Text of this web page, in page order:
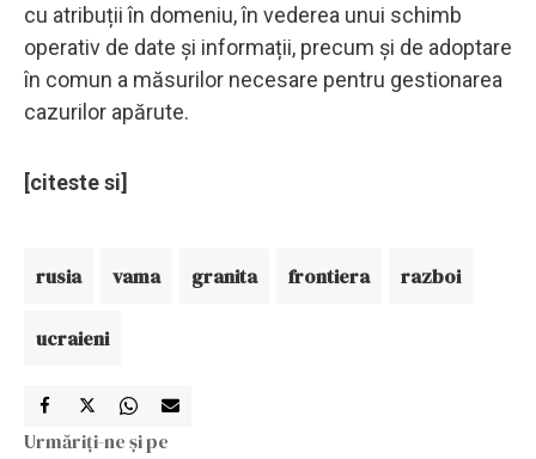
cu atribuții în domeniu, în vederea unui schimb
operativ de date și informații, precum și de adoptare
în comun a măsurilor necesare pentru gestionarea
cazurilor apărute.
[citeste si]
rusia vama granita frontiera razboi
ucraieni
Urmăriți-ne și pe